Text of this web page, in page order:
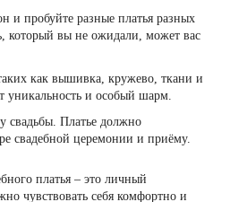
и пробуйте разные платья разных
который вы не ожидали, может вас
как вышивка, кружево, ткани и
и особый шарм.
свадьбы. Платье должно
свадебной церемонии и приёму.
платья – это личный
чувствовать себя комфортно и